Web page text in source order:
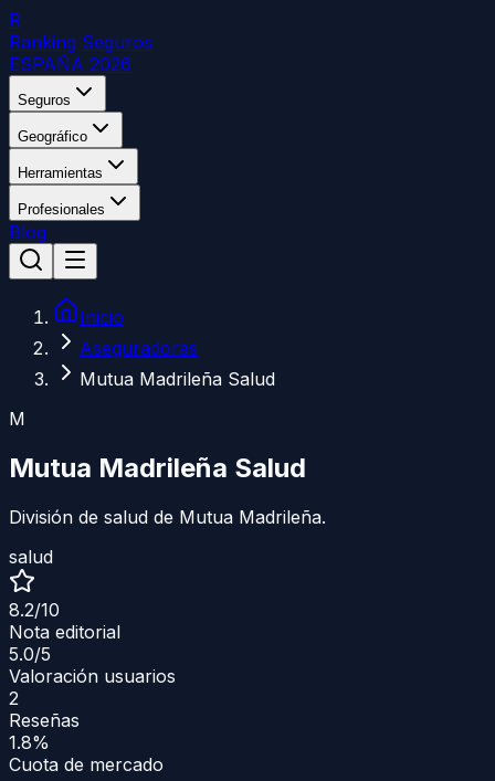
R
Ranking Seguros
ESPAÑA 2026
Seguros
Geográfico
Herramientas
Profesionales
Blog
Inicio
Aseguradoras
Mutua Madrileña Salud
M
Mutua Madrileña Salud
División de salud de Mutua Madrileña.
salud
8.2/10
Nota editorial
5.0/5
Valoración usuarios
2
Reseñas
1.8%
Cuota de mercado